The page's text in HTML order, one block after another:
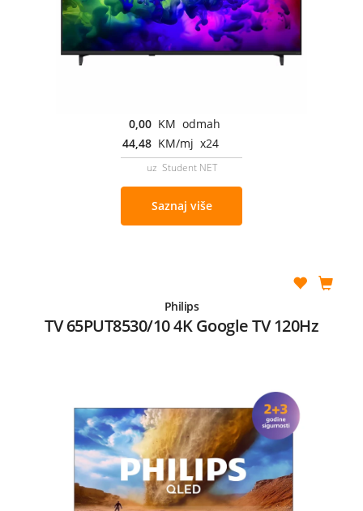
0,00 KM odmah
44,48 KM/mj x24
uz Student NET
Saznaj više
Philips
TV 65PUT8530/10 4K Google TV 120Hz